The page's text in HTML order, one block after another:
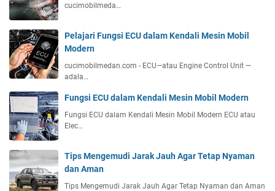
cucimobilmeda…
Pelajari Fungsi ECU dalam Kendali Mesin Mobil
Modern
cucimobilmedan.com - ECU—atau Engine Control Unit —
adala…
Fungsi ECU dalam Kendali Mesin Mobil Modern
Fungsi ECU dalam Kendali Mesin Mobil Modern ECU atau
Elec…
Tips Mengemudi Jarak Jauh Agar Tetap Nyaman
dan Aman
Tips Mengemudi Jarak Jauh Agar Tetap Nyaman dan Aman